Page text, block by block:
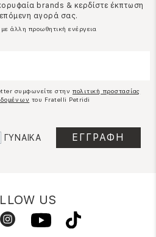
brands & κερδίστε έκπτωση
αγορά σας.
άλλη προωθητική ενέργεια
συμφωνείτε στην πολιτική προστασίας
του Fratelli Petridi
ΓΥΝΑΙΚΑ
US